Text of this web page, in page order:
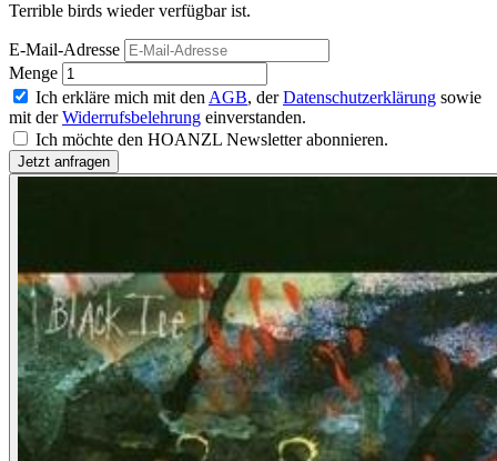
Terrible birds wieder verfügbar ist.
E-Mail-Adresse
Menge
Ich erkläre mich mit den AGB, derDatenschutzerklärung sowie
mit derWiderrufsbelehrung einverstanden.
Ich möchte den HOANZL Newsletter abonnieren.